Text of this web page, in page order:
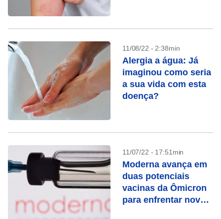
11/08/22 - 2:38min
Alergia a água: Já
imaginou como seria
a sua vida com esta
doença?
11/07/22 - 17:51min
Moderna avança em
duas potenciais
vacinas da Ômicron
para enfrentar novas